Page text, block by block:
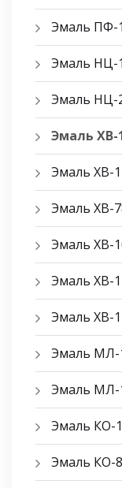
Эмаль ПФ-
Эмаль НЦ-
Эмаль НЦ-
Эмаль ХВ-
Эмаль ХВ-
Эмаль ХВ-
Эмаль ХВ-
Эмаль ХВ-
Эмаль ХВ-
Эмаль МЛ-
Эмаль МЛ-
Эмаль КО-
Эмаль КО-